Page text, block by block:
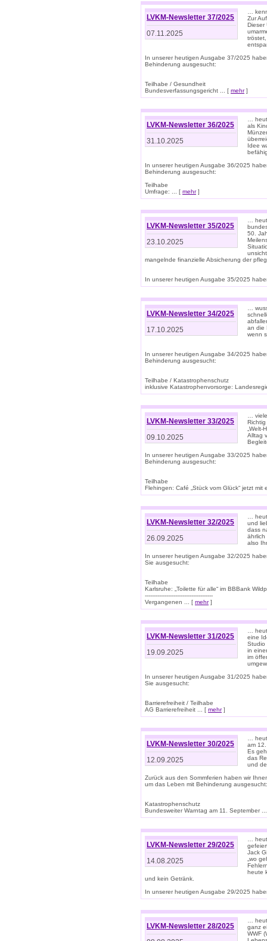
LVKM-Newsletter 37/2025
07.11.2025
…
Zur
Dieser
In unserer heutigen Ausgabe 37/2025
Behinderung ausgesucht:
Teilhabe / Gesundheit
Bundesverfassungsgericht ... [ mehr]
LVKM-Newsletter 36/2025
31.10.2025
…
als
Idee
In unserer heutigen Ausgabe 36/2025
Behinderung ausgesucht:
Teilhabe
Umfrage: ... [ mehr]
LVKM-Newsletter 35/2025
23.10.2025
…
50.
mangelnde finanzielle Absicherung der
In unserer heutigen Ausgabe 35/2025
LVKM-Newsletter 34/2025
17.10.2025
…
an die
wenn
In unserer heutigen Ausgabe 34/2025
Behinderung ausgesucht:
Teilhabe / Katastrophenschutz
inklusive Katastrophenvorsorge:
LVKM-Newsletter 33/2025
09.10.2025
…
Alltag
In unserer heutigen Ausgabe 33/2025
Behinderung ausgesucht:
Teilhabe
Flehingen: Café „Stück vom Glück“ jetzt mit
LVKM-Newsletter 32/2025
26.09.2025
…
und
dass
ährlich
also
In unserer heutigen Ausgabe 32/2025
Sie ausgesucht:
Teilhabe
Karlsruhe: „Toilette für alle“ im BBBank
--------------------------------------
Vergangenen ... [ mehr]
LVKM-Newsletter 31/2025
19.09.2025
…
eine
Studio
in
im
In unserer heutigen Ausgabe 31/2025
Sie ausgesucht:
Barrierefreiheit / Teilhabe
AG Barrierefreiheit ... [ mehr]
LVKM-Newsletter 30/2025
12.09.2025
…
am
Es
das
und
Zurück aus den Sommferien haben wir
um das Leben mit Behinderung ausgesucht:
Katastrophenschutz
Bundesweiter Warntag am 11. September
LVKM-Newsletter 29/2025
14.08.2025
…
Jack
„wo
heute
und kein Getränk.
In unserer heutigen Ausgabe 29/2025
LVKM-Newsletter 28/2025
…
ganz
WWF